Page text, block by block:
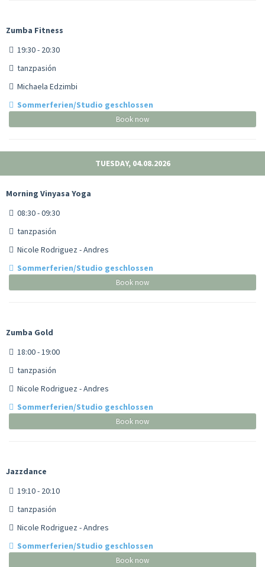
Zumba Fitness
19:30 - 20:30
tanzpasión
Michaela Edzimbi
Sommerferien/Studio geschlossen
Book now
TUESDAY, 04.08.2026
Morning Vinyasa Yoga
08:30 - 09:30
tanzpasión
Nicole Rodriguez - Andres
Sommerferien/Studio geschlossen
Book now
Zumba Gold
18:00 - 19:00
tanzpasión
Nicole Rodriguez - Andres
Sommerferien/Studio geschlossen
Book now
Jazzdance
19:10 - 20:10
tanzpasión
Nicole Rodriguez - Andres
Sommerferien/Studio geschlossen
Book now